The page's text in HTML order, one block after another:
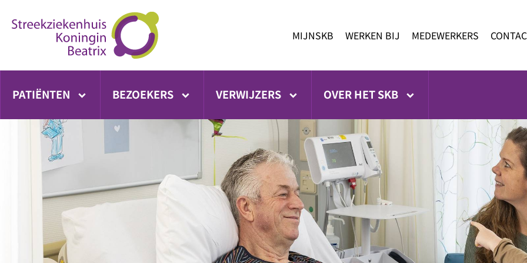
direct
MIJNSKB WERKEN BIJ MEDEWERKERS
PATIËNTEN BEZOEKERS VERWIJZERS OVER HET SKB